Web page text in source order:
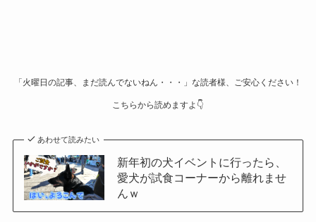
「火曜日の記事、まだ読んでないねん・・・」な読者様、ご安心ください！
こちらから読めますよ👇️
あわせて読みたい
新年初の犬イベントに行ったら、
愛犬が試食コーナーから離れませ
んｗ